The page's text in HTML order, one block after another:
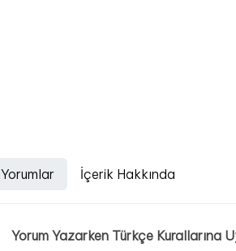
Yorumlar İçerik Hakkında
Yorum Yazarken Türkçe Kurallarına